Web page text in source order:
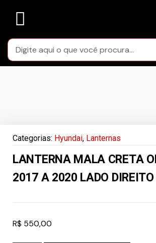
Categorias: Hyundai, Lanternas
LANTERNA MALA CRETA
2017 A 2020 LADO DIREITO
R$ 550,00